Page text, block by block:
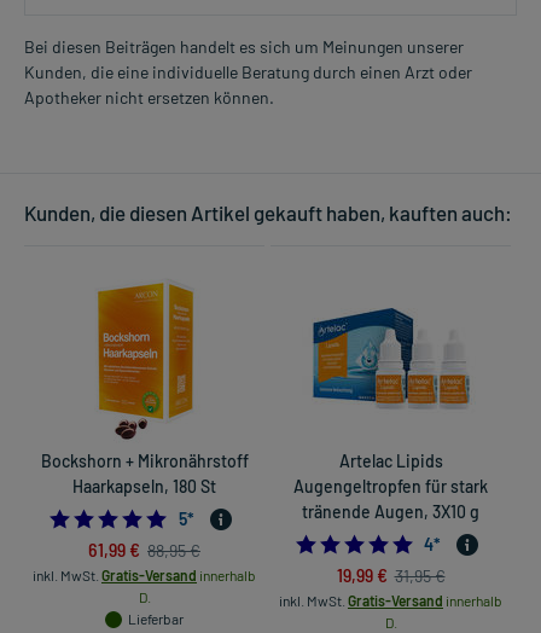
Bei diesen Beiträgen handelt es sich um Meinungen unserer
Kunden, die eine individuelle Beratung durch einen Arzt oder
Apotheker nicht ersetzen können.
Kunden, die diesen Artikel gekauft haben, kauften auch:
Bockshorn + Mikronährstoff
Haarkapseln, 180 St
5.0
5*
61,99 € 88,95 €
inkl. MwSt. Gratis-Versand innerhalb
D.
Lieferbar
Artelac Lipids
Augengeltropfen für stark
tränende Augen, 3X10 g
5.0
4*
19,99 € 31,95 €
inkl. MwSt. Gratis-Versand innerhalb
D.